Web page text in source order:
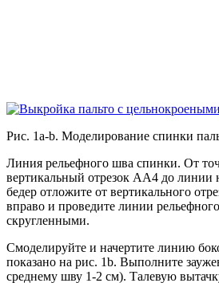
Рис. 1a-b. Моделирование спинки
Линия рельефного шва спинки. От
вертикальный отрезок АА4 до
бедер отложите от вертикального
вправо и проведите линии
скругленными.
Смоделируйте и начертите линию
показано на рис. 1b. Выполните
среднему шву 1-2 см). Талевую